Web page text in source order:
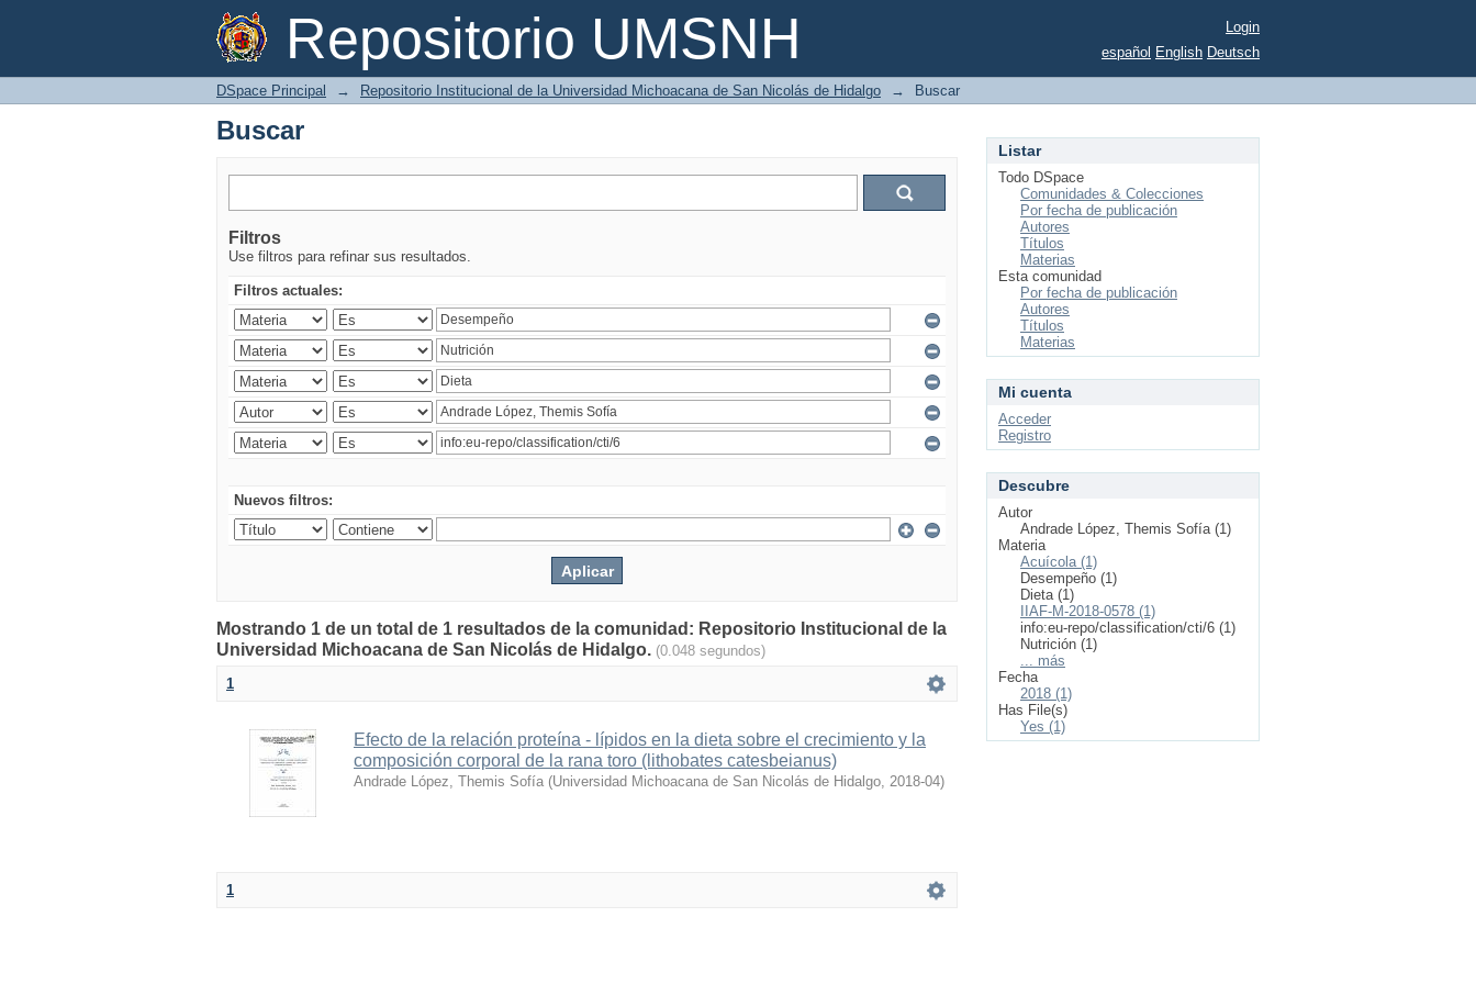
Repositorio UMSNH
Buscar
Login
español English Deutsch
DSpace Principal → Repositorio Institucional de la Universidad Michoacana de San Nicolás de Hidalgo → Buscar
Buscar
Filtros
Use filtros para refinar sus resultados.
Filtros actuales:
Nuevos filtros:
Mostrando 1 de un total de 1 resultados de la comunidad: Repositorio Institucional de la
Universidad Michoacana de San Nicolás de Hidalgo. (0.048 segundos)
1
Efecto de la relación proteína - lípidos en la dieta sobre el crecimiento y la
composición corporal de la rana toro (lithobates catesbeianus)
Andrade López, Themis Sofía (Universidad Michoacana de San Nicolás de Hidalgo, 2018-04)
1
Listar
Todo DSpace
Comunidades & Colecciones
Por fecha de publicación
Autores
Títulos
Materias
Esta comunidad
Por fecha de publicación
Autores
Títulos
Materias
Mi cuenta
Acceder
Registro
Descubre
Autor
Andrade López, Themis Sofía (1)
Materia
Acuícola (1)
Desempeño (1)
Dieta (1)
IIAF-M-2018-0578 (1)
info:eu-repo/classification/cti/6 (1)
Nutrición (1)
... más
Fecha
2018 (1)
Has File(s)
Yes (1)